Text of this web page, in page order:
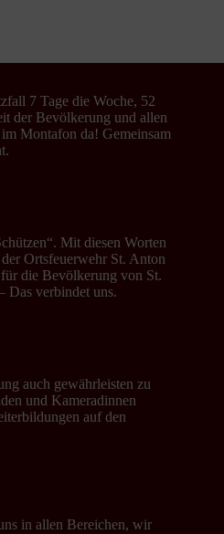
7 Tage die Woche, 52
der Bevölkerung und allen
Montafon da! Gemeinsam
Mit diesen Worten
Ortsfeuerwehr St. Anton
die Bevölkerung von St.
Das verbindet uns.
auch gewährleisten zu
und Kameradinnen
auf den
in allen Bereichen, wir